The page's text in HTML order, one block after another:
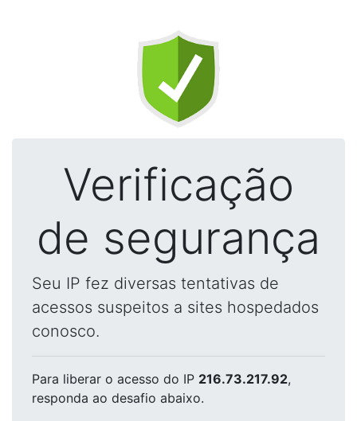
Verificação
de segurança
Seu IP fez diversas tentativas de
acessos suspeitos a sites hospedados
conosco.
Para liberar o acesso do IP 216.73.217.92,
responda ao desafio abaixo.